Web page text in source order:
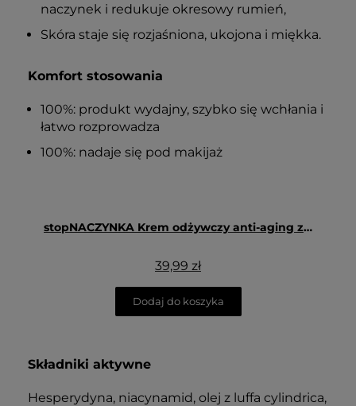
naczynek i redukuje okresowy rumień,
Skóra staje się rozjaśniona, ukojona i miękka.
Komfort stosowania
100%: produkt wydajny, szybko się wchłania i
łatwo rozprowadza
100%: nadaje się pod makijaż
stopNACZYNKA Krem odżywczy anti-aging z hesperydyną 50 ml - Floslek
39,99 zł
Dodaj do koszyka
Składniki aktywne
Hesperydyna, niacynamid, olej z luffa cylindrica,